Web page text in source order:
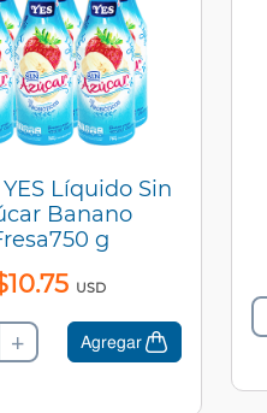
Líquido Sin
Banano
g
10.75 USD
+ Agregar